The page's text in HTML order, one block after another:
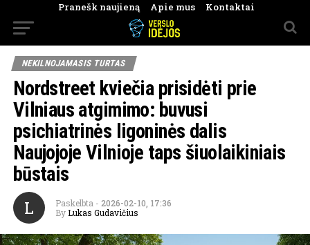
Pranešk naujieną Apie mus Kontaktai
NEKILNOJAMASIS TURTAS
Nordstreet kviečia prisidėti prie
Vilniaus atgimimo: buvusi
psichiatrinės ligoninės dalis
Naujojoje Vilnioje taps šiuolaikiniais
būstais
L Paskelbta - 2026-02-10, 17:36
By Lukas Gudavičius